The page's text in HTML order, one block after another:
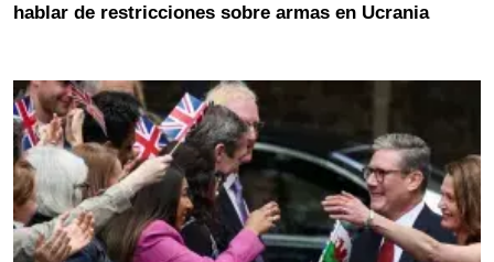
hablar de restricciones sobre armas en Ucrania